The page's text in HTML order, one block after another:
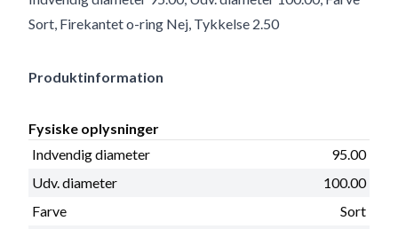
Sort, Firekantet o-ring Nej, Tykkelse 2.50
Produktinformation
Fysiske oplysninger
Indvendig diameter
95.00
Udv. diameter
100.00
Farve
Sort